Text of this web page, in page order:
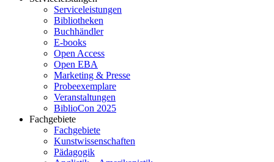
Serviceleistungen
Bibliotheken
Buchhändler
E-books
Open Access
Open EBA
Marketing & Presse
Probeexemplare
Veranstaltungen
BiblioCon 2025
Fachgebiete
Fachgebiete
Kunstwissenschaften
Pädagogik